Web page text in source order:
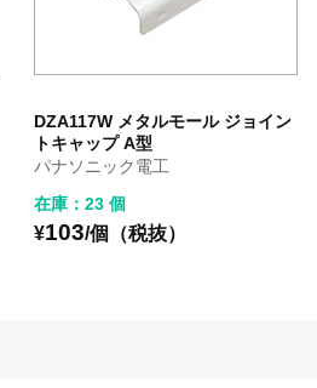
DZA117W メタルモール ジョイン
トキャップ A型
パナソニック電工
在庫：23 個
¥103/個（税抜）